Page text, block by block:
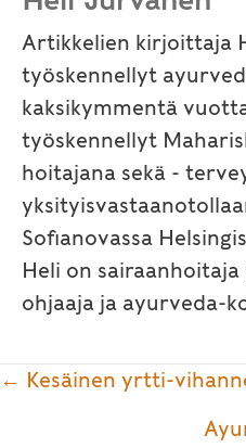
Artikkelien kirjoittaja
työskennellyt
kaksikymmentä
työskennellyt
hoitajana sekä -
Sofianovassa
Heli on
ohjaaja ja ayurveda-
Posts
← Kesäinen yrtti-